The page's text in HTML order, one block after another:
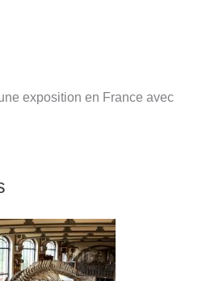
exposition en France avec